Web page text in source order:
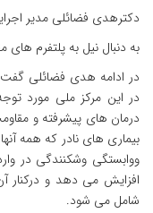
دکترهدی فضائلی مدیر
به دنبال نیل به پلتفرم
در ادامه هدی فضائلی
در این مرکز ملی مورد
درمان های پیشرفته و
بیماری های نادر که همه
ووابستگی وشکنندگی در
افزایش می دهد و درکنار
شامل می شود.